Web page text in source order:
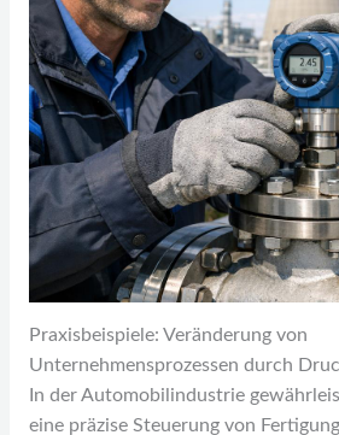
Praxisbeispiele: Veränderung von
Unternehmensprozessen durch
In der Automobilindustrie
eine präzise Steuerung von